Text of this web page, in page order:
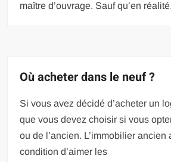
maître d’ouvrage. Sauf qu’en réalité,
Où acheter dans le neuf ?
Si vous avez décidé d’acheter un
que vous devez choisir si vous
ou de l’ancien. L’immobilier ancien
condition d’aimer les